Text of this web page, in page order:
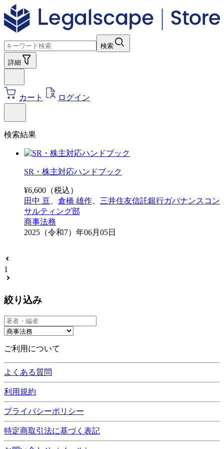
検索
詳細
カート ログイン
検索結果
SR・株主対応ハンドブック
¥6,600 （税込）
田中 亘
倉橋 雄作
三井住友信託銀行ガバナンスコン
サルティング部
商事法務
2025（令和7）年06月05日
1
絞り込み
ご利用について
よくある質問
利用規約
プライバシーポリシー
特定商取引法に基づく表記